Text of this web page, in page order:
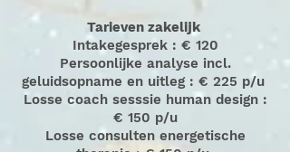
Tarieven zakelijk
Intakegesprek : € 120
Persoonlijke analyse incl.
geluidsopname en uitleg : € 225 p/u
Losse coach sesssie human design :
€ 150 p/u
Losse consulten energetische